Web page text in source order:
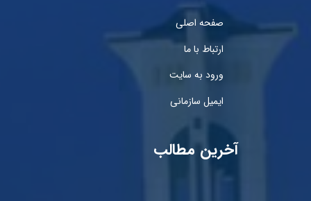
صفحه اصلی
ارتباط با ما
ورود به سایت
ایمیل سازمانی
آخرین مطالب